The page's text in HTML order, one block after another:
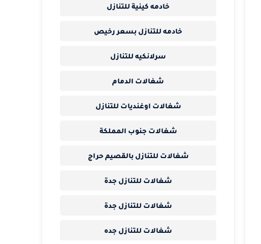
خادمه كينية للتنازل
خادمه للتنازل بسعر رخيص
سرلانكيه للتنازل
شغالات الدمام
شغالات اوغنديات للتنازل
شغالات جنوب المملكة
شغالات للتنازل بالقصيم حراج
شغالات للتنازل جدة
شغالات للتنازل جدة
شغالات للتنازل جده